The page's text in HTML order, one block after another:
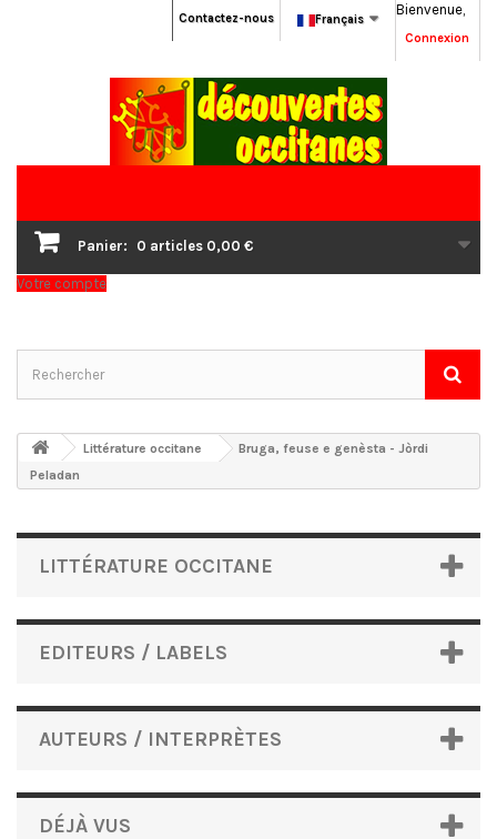
Bienvenue,
Connexion
Français
Contactez-nous
Panier: 0 articles 0,00 €
Votre compte
Littérature occitane
Bruga, feuse e genèsta - Jòrdi
Peladan
LITTÉRATURE OCCITANE
EDITEURS / LABELS
AUTEURS / INTERPRÈTES
DÉJÀ VUS